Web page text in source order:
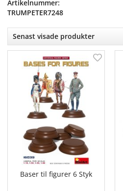
Artikelnummer:
TRUMPETER7248
Senast visade produkter
Baser til figurer 6 Styk